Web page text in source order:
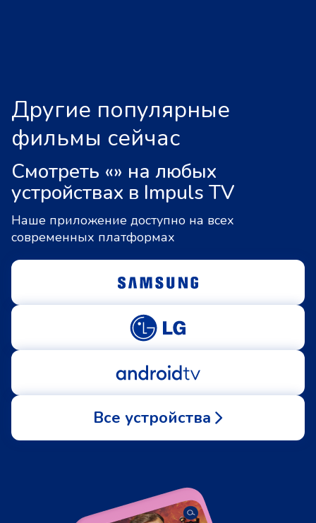
Другие популярные
фильмы сейчас
Смотреть «» на любых
устройствах в Impuls TV
Наше приложение доступно на всех
современных платформах
Все устройства